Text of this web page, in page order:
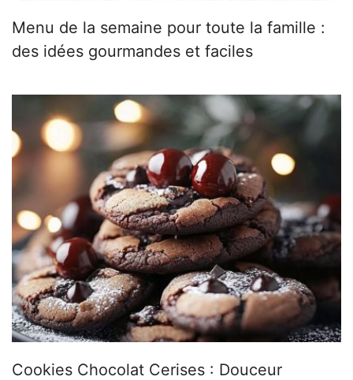
Menu de la semaine pour toute la famille :
des idées gourmandes et faciles
Cookies Chocolat Cerises : Douceur